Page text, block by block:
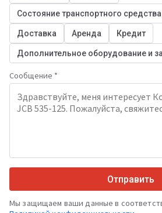
Состояние транспортного средства
Доставка Аренда Кредит
Дополнительное оборудование и
Сообщение *
Отправить
Мы защищаем ваши данные в